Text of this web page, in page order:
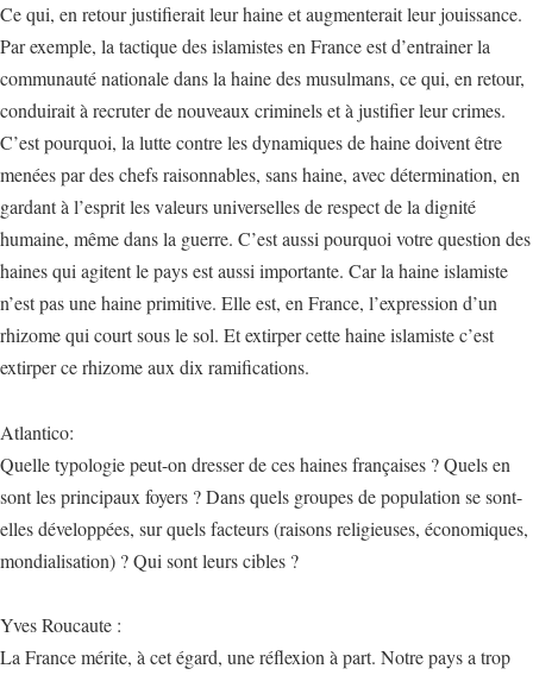
Ce qui, en retour justifierait leur haine et augmenterait leur jouissance.
Par exemple, la tactique des islamistes en France est d’entrainer la
communauté nationale dans la haine des musulmans, ce qui, en retour,
conduirait à recruter de nouveaux criminels et à justifier leur crimes.
C’est pourquoi, la lutte contre les dynamiques de haine doivent être
menées par des chefs raisonnables, sans haine, avec détermination, en
gardant à l’esprit les valeurs universelles de respect de la dignité
humaine, même dans la guerre. C’est aussi pourquoi votre question des
haines qui agitent le pays est aussi importante. Car la haine islamiste
n’est pas une haine primitive. Elle est, en France, l’expression d’un
rhizome qui court sous le sol. Et extirper cette haine islamiste c’est
extirper ce rhizome aux dix ramifications.
Atlantico:
Quelle typologie peut-on dresser de ces haines françaises ? Quels en
sont les principaux foyers ? Dans quels groupes de population se sont-
elles développées, sur quels facteurs (raisons religieuses, économiques,
mondialisation) ? Qui sont leurs cibles ?
Yves Roucaute :
La France mérite, à cet égard, une réflexion à part. Notre pays a trop